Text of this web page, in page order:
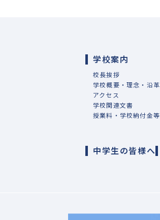
学校案内
校長挨拶
学校概要・理念・沿革
アクセス
学校関連文書
授業料・学校納付金等
中学生の皆様へ